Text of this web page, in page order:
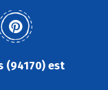
(94170) est